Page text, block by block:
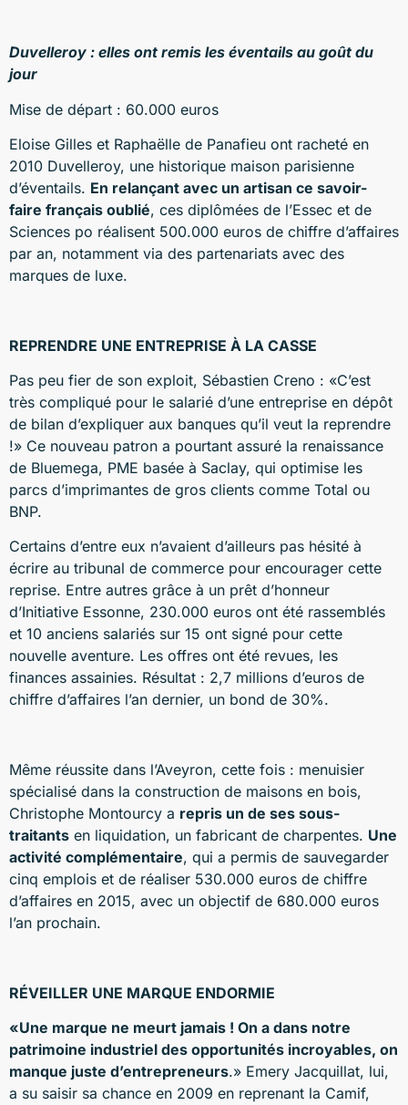
Duvelleroy : elles ont remis les éventails au goût du
jour
Mise de départ : 60.000 euros
Eloise Gilles et Raphaëlle de Panafieu ont racheté en
2010 Duvelleroy, une historique maison parisienne
d’éventails. En relançant avec un artisan ce savoir-
faire français oublié, ces diplômées de l’Essec et de
Sciences po réalisent 500.000 euros de chiffre d’affaires
par an, notamment via des partenariats avec des
marques de luxe.
REPRENDRE UNE ENTREPRISE À LA CASSE
Pas peu fier de son exploit, Sébastien Creno : «C’est
très compliqué pour le salarié d’une entreprise en dépôt
de bilan d’expliquer aux banques qu’il veut la reprendre
!» Ce nouveau patron a pourtant assuré la renaissance
de Bluemega, PME basée à Saclay, qui optimise les
parcs d’imprimantes de gros clients comme Total ou
BNP.
Certains d’entre eux n’avaient d’ailleurs pas hésité à
écrire au tribunal de commerce pour encourager cette
reprise. Entre autres grâce à un prêt d’honneur
d’Initiative Essonne, 230.000 euros ont été rassemblés
et 10 anciens salariés sur 15 ont signé pour cette
nouvelle aventure. Les offres ont été revues, les
finances assainies. Résultat : 2,7 millions d’euros de
chiffre d’affaires l’an dernier, un bond de 30%.
Même réussite dans l’Aveyron, cette fois : menuisier
spécialisé dans la construction de maisons en bois,
Christophe Montourcy a repris un de ses sous-
traitants en liquidation, un fabricant de charpentes. Une
activité complémentaire, qui a permis de sauvegarder
cinq emplois et de réaliser 530.000 euros de chiffre
d’affaires en 2015, avec un objectif de 680.000 euros
l’an prochain.
RÉVEILLER UNE MARQUE ENDORMIE
«Une marque ne meurt jamais ! On a dans notre
patrimoine industriel des opportunités incroyables, on
manque juste d’entrepreneurs.» Emery Jacquillat, lui,
a su saisir sa chance en 2009 en reprenant la Camif,